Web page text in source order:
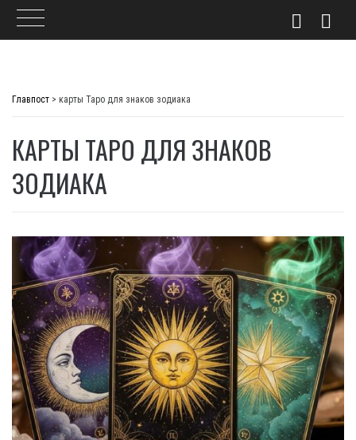
Главпост > карты Таро для знаков зодиака
КАРТЫ ТАРО ДЛЯ ЗНАКОВ
ЗОДИАКА